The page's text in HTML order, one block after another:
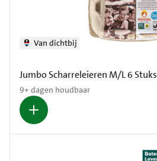
Jumbo Scharreleieren M/L 6 Stuks
9+ dagen houdbaar
Van dichtbij